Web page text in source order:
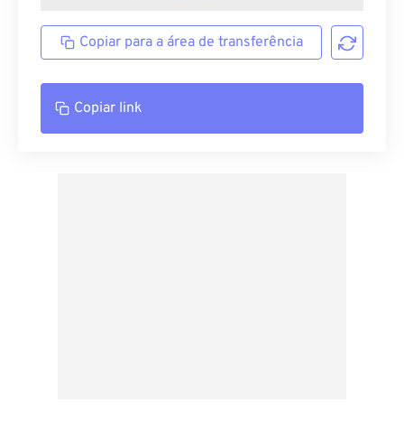
Copiar para a área de transferência
Copiar link